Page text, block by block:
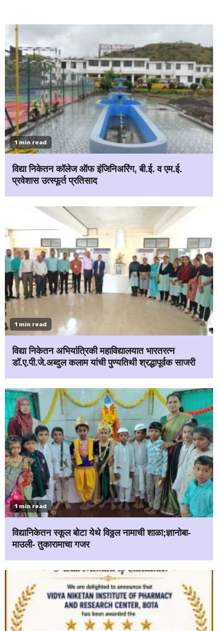
1 min read
विद्या निकेतन कॉलेज ऑफ इंजिनिअरिंग, बी.ई. व एम.ई.
प्रवेशास उत्स्फूर्त प्रतिसाद
1 min read
विद्या निकेतन अभियांत्रिकी महाविद्यालयात भारतरत्न
डॉ.ए.पी.जे.अब्दुल कलाम यांची पुण्यतिथी श्रद्धापूर्वक साजरी
1 min read
विद्यानिकेतन स्कूल बोटा येथे विठ्ठल नामाची शाळा;ज्ञानोबा-
माउली- तुकारामाचा गजर